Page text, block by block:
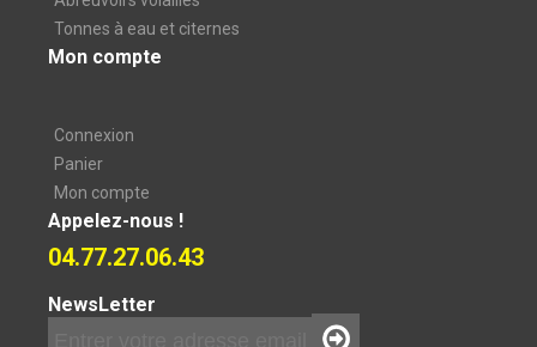
Tonnes à eau et citernes
Mon compte
Connexion
Panier
Mon compte
Appelez-nous !
04.77.27.06.43
NewsLetter